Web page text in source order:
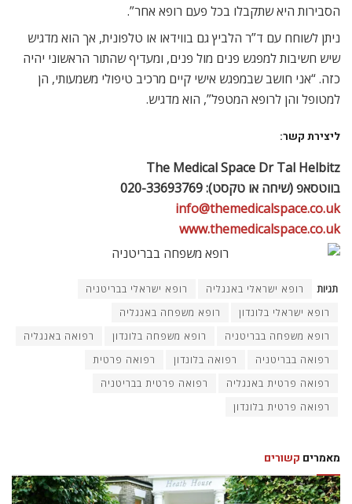
הסבירות היא שתקבלו בכל פעם רופא אחר”.
ניתן לשוחח עם ד”ר הלביץ גם בווידאו או טלפונית, אך הוא מדגיש
שיש חשיבות למפגש פנים מול פנים, ומעדיף שהתור הראשוני יהיה
כזה. “אני חושב שבמפגש אישי קיים מרכיב טיפולי משמעותי, הן
למטופל והן לרופא המטפל”, הוא מדגיש.
ליצירת קשר:
The Medical Space Dr Tal Helbitz
בווטסאפ (שיחה או טקסט): 020-33693769
info@themedicalspace.co.uk
www.themedicalspace.co.uk
תגיות רופא ישראלי באנגליה
רופא ישראלי בבריטניה
רופא ישראלי בלונדון
רופא משפחה באנגליה
רופא משפחה בבריטניה
רופא משפחה בלונדון
רפואה באנגליה
רפואה בבריטניה
רפואה בלונדון
רפואה פרטית
רפואה פרטית באנגליה
רפואה פרטית בבריטניה
רפואה פרטית בלונדון
מאמרים קשורים